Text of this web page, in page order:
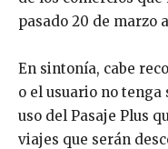
pasado 20 de marzo
En sintonía, cabe
o el usuario no
uso del Pasaje Plus
viajes que serán